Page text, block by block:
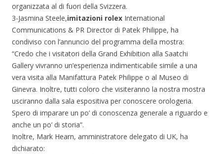
organizzata al di fuori della Svizzera.
3-Jasmina Steele,imitazioni rolex International
Communications & PR Director di Patek Philippe, ha
condiviso con l’annuncio del programma della mostra:
“Credo che i visitatori della Grand Exhibition alla Saatchi
Gallery vivranno un’esperienza indimenticabile simile a una
vera visita alla Manifattura Patek Philippe o al Museo di
Ginevra. Inoltre, tutti coloro che visiteranno la nostra mostra
usciranno dalla sala espositiva per conoscere orologeria.
Spero di imparare un po’ di conoscenza generale a riguardo e
anche un po’ di storia”.
Inoltre, Mark Hearn, amministratore delegato di UK, ha
dichiarato: